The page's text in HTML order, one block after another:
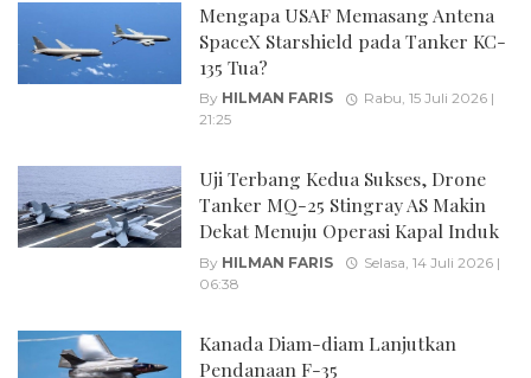
Mengapa USAF Memasang Antena
SpaceX Starshield pada Tanker KC-
135 Tua?
By HILMAN FARIS
Rabu, 15 Juli 2026 |
21:25
Uji Terbang Kedua Sukses, Drone
Tanker MQ-25 Stingray AS Makin
Dekat Menuju Operasi Kapal Induk
By HILMAN FARIS
Selasa, 14 Juli 2026 |
06:38
Kanada Diam-diam Lanjutkan
Pendanaan F-35